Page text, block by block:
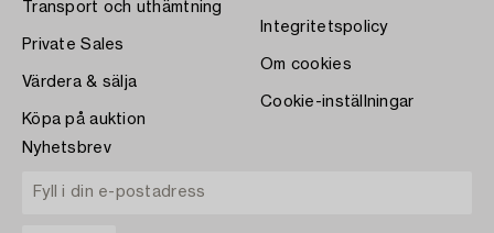
Transport och uthämtning
Private Sales
Värdera & sälja
Köpa på auktion
Integritetspolicy
Om cookies
Cookie-inställningar
Nyhetsbrev